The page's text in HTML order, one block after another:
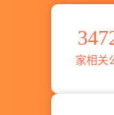
家相关